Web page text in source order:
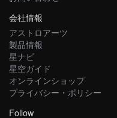
会社情報
アストロアーツ
製品情報
星ナビ
星空ガイド
オンラインショップ
プライバシー・ポリシー
Follow